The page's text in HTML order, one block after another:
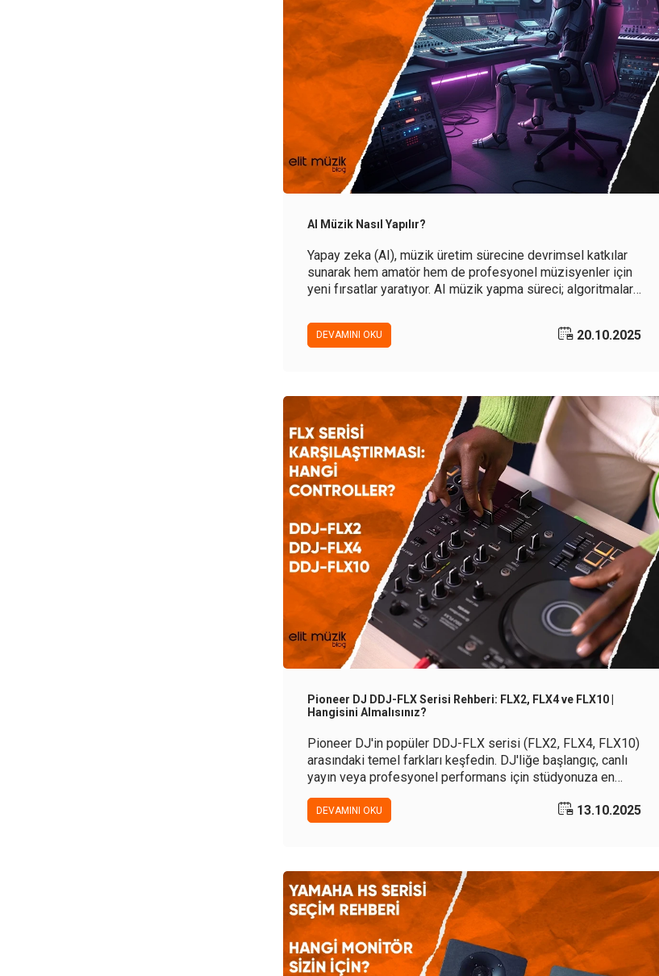
AI Müzik Nasıl Yapılır?
Yapay zeka (AI), müzik üretim sürecine devrimsel katkılar
sunarak hem amatör hem de profesyonel müzisyenler için
yeni fırsatlar yaratıyor. AI müzik yapma süreci; algoritmalar,
müzik üretmeyi mümkün hale getiriyor.
DEVAMINI OKU 20.10.2025
Pioneer DJ DDJ-FLX Serisi Rehberi: FLX2, FLX4 ve FLX10 |
Hangisini Almalısınız?
Pioneer DJ'in popüler DDJ-FLX serisi (FLX2, FLX4, FLX10)
arasındaki temel farkları keşfedin. DJ'liğe başlangıç, canlı
yayın veya profesyonel performans için stüdyonuza en
uygun controller'ı seçmenize yardımcı olacak bu kapsamlı
rehberle bilinçli bir karar verin.
DEVAMINI OKU 13.10.2025